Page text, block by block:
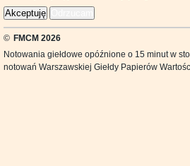
Akceptuję
© FMCM 2026
Notowania giełdowe opóźnione o 15 minut w
notowań Warszawskiej Giełdy Papierów